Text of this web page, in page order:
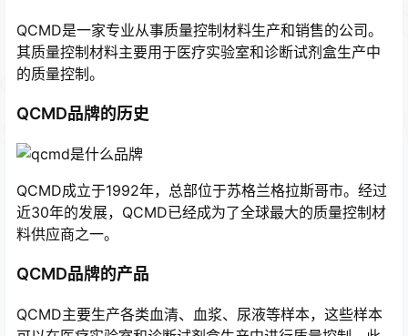
QCMD是一家专业从事质量控制材料生产和销售的公司。
其质量控制材料主要用于医疗实验室和诊断试剂盒生产中
的质量控制。
QCMD品牌的历史
QCMD成立于1992年，总部位于苏格兰格拉斯哥市。经过
近30年的发展，QCMD已经成为了全球最大的质量控制材
料供应商之一。
QCMD品牌的产品
QCMD主要生产各类血清、血浆、尿液等样本，这些样本